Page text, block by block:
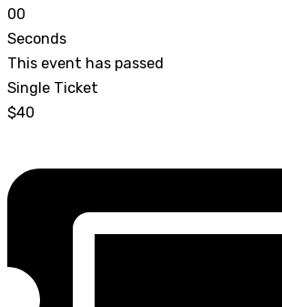
00
Seconds
This event has passed
Single Ticket
$40